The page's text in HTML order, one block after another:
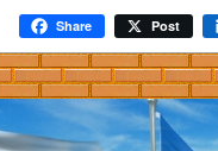
Share Post